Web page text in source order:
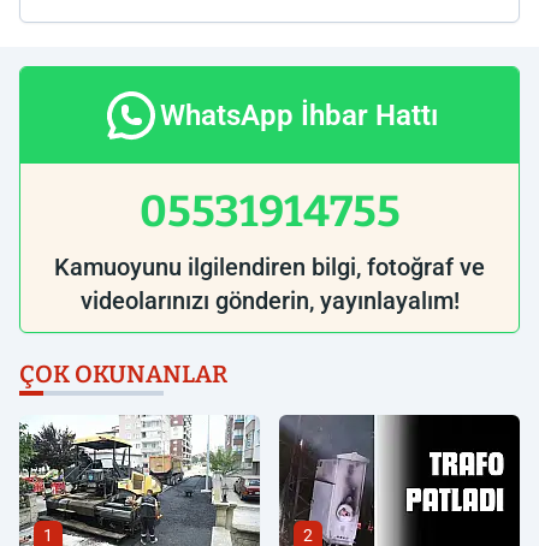
WhatsApp İhbar Hattı
05531914755
Kamuoyunu ilgilendiren bilgi, fotoğraf ve
videolarınızı gönderin, yayınlayalım!
ÇOK OKUNANLAR
1 2